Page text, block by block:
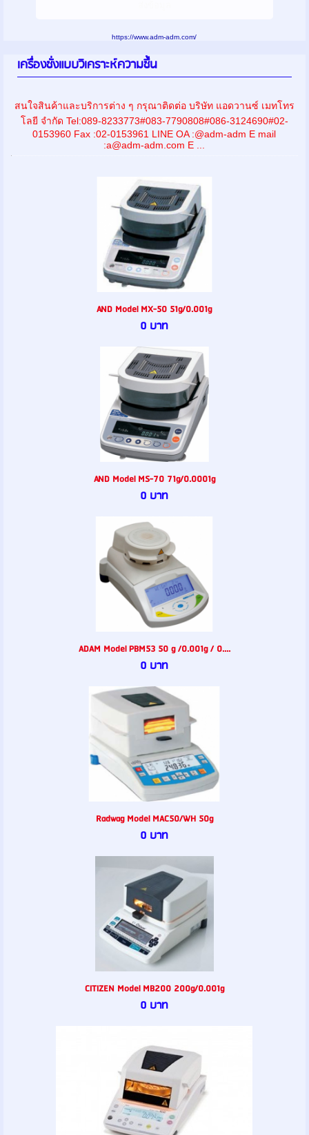
https://www.adm-adm.com/
เครื่องชั่งแบบวิเคราะห์ความชื้น
สนใจสินค้าและบริการต่าง ๆ กรุณาติดต่อ บริษัท แอดวานซ์ เมทโทร
โลยี จำกัด Tel:089-8233773#083-7790808#086-3124690#02-
0153960 Fax :02-0153961 LINE OA :@adm-adm E mail
:a@adm-adm.com E ...
AND Model MX-50 51g/0.001g
0 บาท
AND Model MS-70 71g/0.0001g
0 บาท
ADAM Model PBM53 50 g /0.001g / 0....
0 บาท
Radwag Model MAC50/WH 50g
0 บาท
CITIZEN Model MB200 200g/0.001g
0 บาท